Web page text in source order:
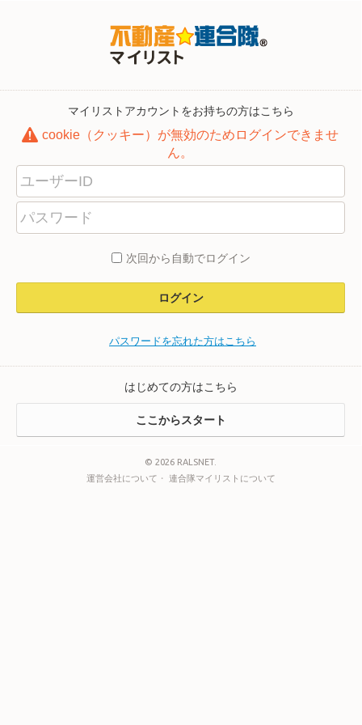
マイリストアカウントをお持ちの方はこちら
W cookie（クッキー）が無効のためログインできませ
ん。
次回から自動でログイン
ログイン
パスワードを忘れた方はこちら
はじめての方はこちら
ここからスタート
© 2026 RALSNET.
運営会社について ・ 連合隊マイリストについて